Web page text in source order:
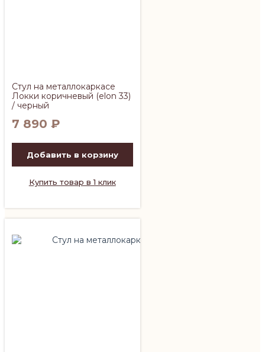
Стул на металлокаркасе
Локки коричневый (elon 33)
/ черный
7 890 ₽
Добавить в корзину
Купить товар в 1 клик